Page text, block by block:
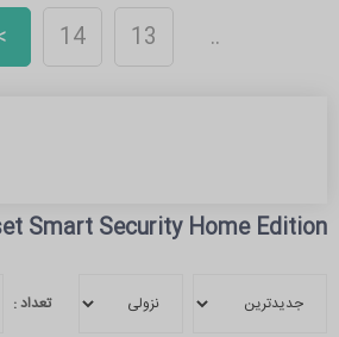
..
13
14
Smart Security Home Edition
تعداد :